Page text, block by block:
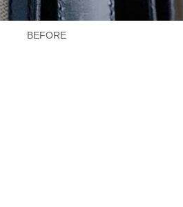
BEFORE